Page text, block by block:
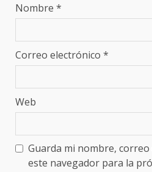
Nombre *
Correo electrónico *
Web
Guarda mi nombre,
este navegador para la